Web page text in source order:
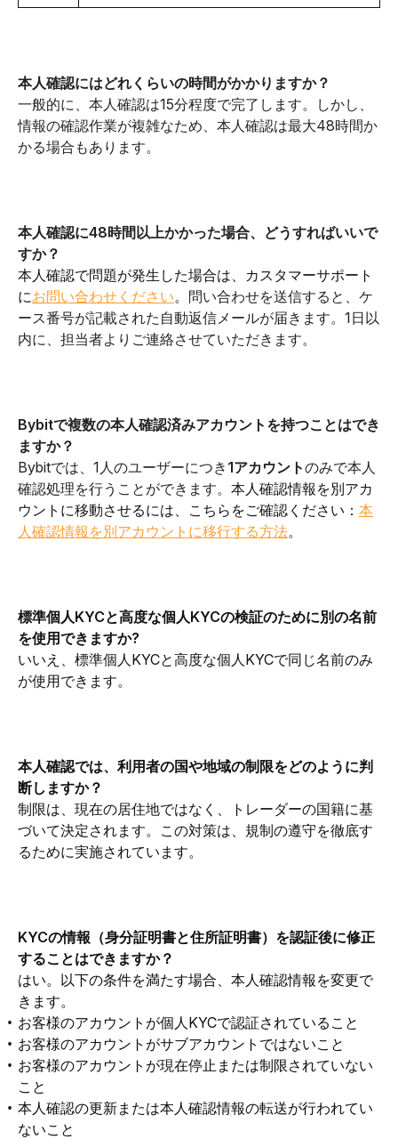
本人確認にはどれくらいの時間がかかりますか？
一般的に、本人確認は15分程度で完了します。しかし、
情報の確認作業が複雑なため、本人確認は最大48時間か
かる場合もあります。
本人確認に48時間以上かかった場合、どうすればいいで
すか？
本人確認で問題が発生した場合は、カスタマーサポート
にお問い合わせください。 問い合わせを送信すると、ケ
ース番号が記載された自動返信メールが届きます。1日以
内に、担当者よりご連絡させていただきます。
Bybitで複数の本人確認済みアカウントを持つことはでき
ますか？
Bybitでは、1人のユーザーにつき 1アカウントのみで本人
確認処理を行うことができます。 本人確認情報を別アカ
ウントに移動させるには、こちらをご確認ください： 本
人確認情報を別アカウントに移行する方法。
標準個人KYCと高度な個人KYCの検証のために別の名前
を使用できますか?
いいえ、標準個人KYCと高度な個人KYCで同じ名前のみ
が使用できます。
本人確認では、利用者の国や地域の制限をどのように判
断しますか？
制限は、現在の居住地ではなく、トレーダーの国籍に基
づいて決定されます。この対策は、規制の遵守を徹底す
るために実施されています。
KYCの情報（身分証明書と住所証明書）を認証後に修正
することはできますか？
はい。以下の条件を満たす場合、本人確認情報を変更で
きます。
お客様のアカウントが個人KYCで認証されていること
お客様のアカウントがサブアカウントではないこと
お客様のアカウントが現在停止または制限されていない
こと
本人確認の更新または本人確認情報の転送が行われてい
ないこと